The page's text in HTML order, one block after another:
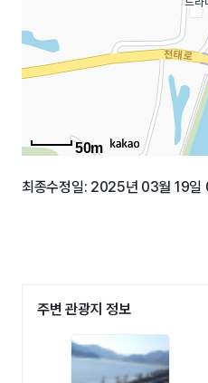
50m
최종수정일: 2025년 03월 19
주변 관광지 정보